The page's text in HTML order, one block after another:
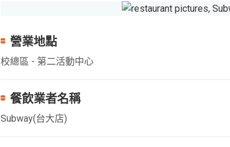
Previous
營業地點
校總區 - 第二活動中心
餐飲業者名稱
Subway(台大店)